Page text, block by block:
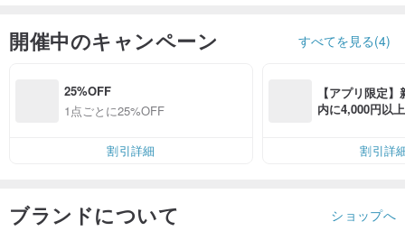
開催中のキャンペーン すべてを見る(4)
25%OFF
1点ごとに25%OFF
割引詳細
【アプリ限定
内に4,000円以
割引詳
ブランドについて ショップへ